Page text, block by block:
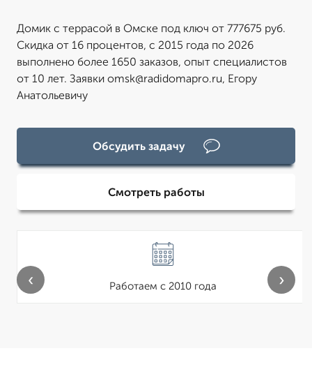
Домик с террасой в Омске под ключ от 777675 руб.
Скидка от 16 процентов, с 2015 года по 2026
выполнено более 1650 заказов, опыт специалистов
от 10 лет. Заявки omsk@radidomapro.ru, Егору
Анатольевичу
Обсудить задачу
Смотреть работы
Работаем с 2010 года
‹ ›